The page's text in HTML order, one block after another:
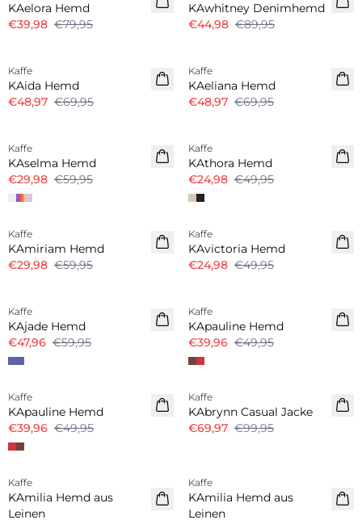
KAelora Hemd
€39,98 €79,95
KAwhitney Denimhemd
€44,98 €89,95
Kaffe
KAida Hemd
€48,97 €69,95
Kaffe
KAeliana Hemd
€48,97 €69,95
Kaffe
KAselma Hemd
€29,98 €59,95
Kaffe
KAthora Hemd
€24,98 €49,95
-50%
Kaffe
KAmiriam Hemd
€29,98 €59,95
-50%
Kaffe
KAvictoria Hemd
€24,98 €49,95
Kaffe
KAjade Hemd
€47,96 €59,95
Kaffe
KApauline Hemd
€39,96 €49,95
-20%
Kaffe
KApauline Hemd
€39,96 €49,95
-30%
Kaffe
KAbrynn Casual Jacke
€69,97 €99,95
Leinenmix
-30%
Kaffe
KAmilia Hemd aus
Leinen
Leinenmix
Kaffe
KAmilia Hemd aus
Leinen